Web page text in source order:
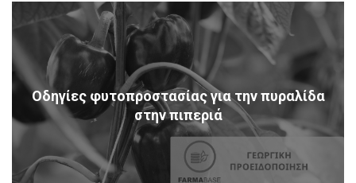
Οδηγίες φυτοπροστασίας για την πυραλίδα
στην πιπεριά